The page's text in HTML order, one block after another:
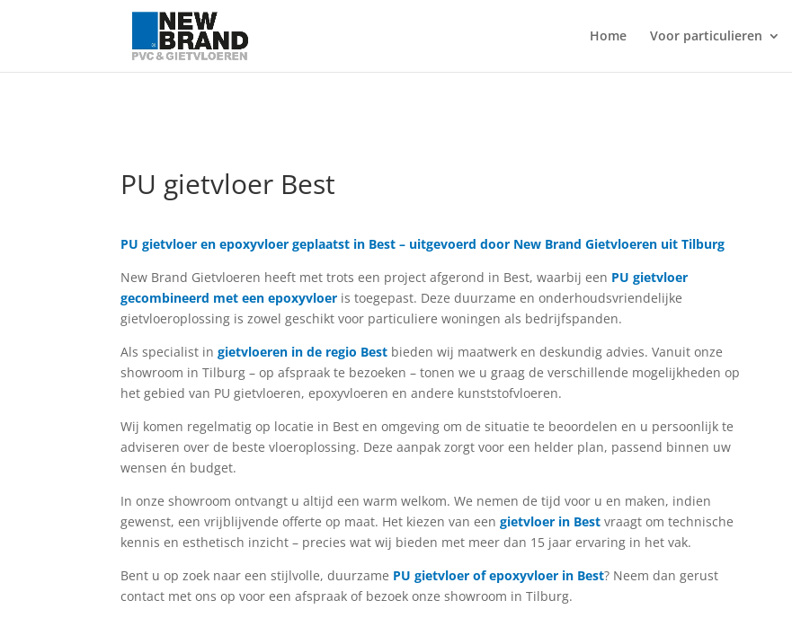
Home Voor particulieren
PU gietvloer Best
PU gietvloer en epoxyvloer geplaatst in Best – uitgevoerd door New Brand Gietvloeren uit Tilburg
New Brand Gietvloeren heeft met trots een project afgerond in Best, waarbij een PU gietvloer
gecombineerd met een epoxyvloer is toegepast. Deze duurzame en onderhoudsvriendelijke
gietvloeroplossing is zowel geschikt voor particuliere woningen als bedrijfspanden.
Als specialist ingietvloeren in de regio Best bieden wij maatwerk en deskundig advies. Vanuit onze
showroom in Tilburg – op afspraak te bezoeken – tonen we u graag de verschillende mogelijkheden op
het gebied van PU gietvloeren, epoxyvloeren en andere kunststofvloeren.
Wij komen regelmatig op locatie in Best en omgeving om de situatie te beoordelen en u persoonlijk te
adviseren over de beste vloeroplossing. Deze aanpak zorgt voor een helder plan, passend binnen uw
wensen én budget.
In onze showroom ontvangt u altijd een warm welkom. We nemen de tijd voor u en maken, indien
gewenst, een vrijblijvende offerte op maat. Het kiezen van eengietvloer in Best vraagt om technische
kennis en esthetisch inzicht – precies wat wij bieden met meer dan 15 jaar ervaring in het vak.
Bent u op zoek naar een stijlvolle, duurzame PU gietvloer of epoxyvloer in Best? Neem dan gerust
contact met ons op voor een afspraak of bezoek onze showroom in Tilburg.